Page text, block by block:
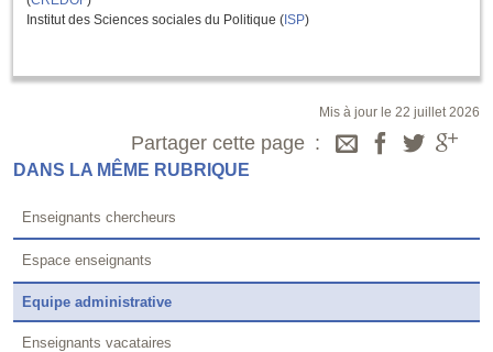
Institut des Sciences sociales du Politique ( ISP)
Mis à jour le 22 juillet 2026
Partager cette page
DANS LA MÊME RUBRIQUE
Enseignants chercheurs
Espace enseignants
Equipe administrative
Enseignants vacataires